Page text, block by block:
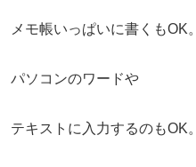
メモ帳いっぱいに書くもOK。
パソコンのワードや
テキストに入力するのもOK。